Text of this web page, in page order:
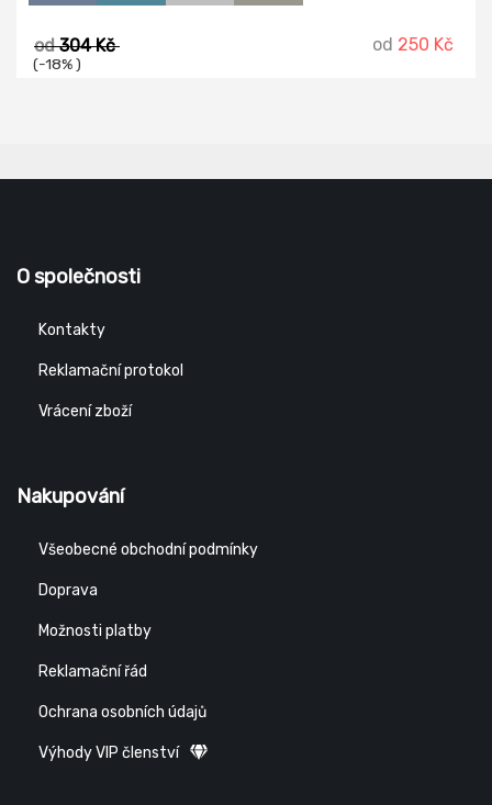
od304 Kč
(-18% )
od 250 Kč
O společnosti
Kontakty
Reklamační protokol
Vrácení zboží
Nakupování
Všeobecné obchodní podmínky
Doprava
Možnosti platby
Reklamační řád
Ochrana osobních údajů
Výhody VIP členství